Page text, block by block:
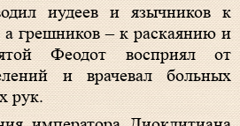
иудеев и язычников к
а грешников – к раскаянию и
Феодот восприял от
и врачевал больных
рук.